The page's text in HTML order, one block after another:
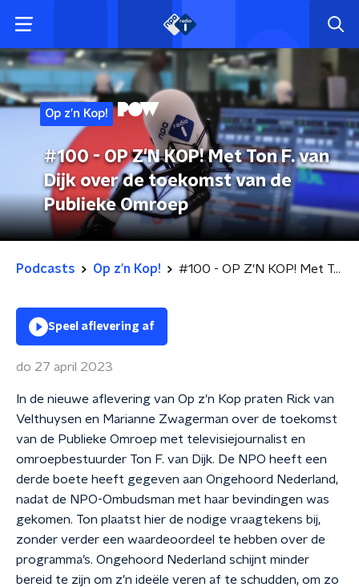
Op z’n Kop!
#100 - OP Z'N KOP! Met Ton F. van
Dijk over de toekomst van de
Publieke Omroep
Podcasts Op z’n Kop! #100 - OP Z'N KOP! Met Ton F. van Dijk over de toekomst van de Publieke Omroep
Speel aflevering af
do 27 april 2023
In de nieuwe aflevering van Op z'n Kop praten Rick van
Velthuysen en Marianne Zwagerman over de toekomst
van de Publieke Omroep met televisiejournalist en
omroepbestuurder Ton F. van Dijk. De NPO heeft een
derde boete heeft gegeven aan Ongehoord Nederland,
nadat de NPO-Ombudsman met haar bevindingen was
gekomen. Ton plaatst hier de nodige vraagtekens bij,
zonder verder een waardeoordeel te hebben over de
programma’s. Ongehoord Nederland schijnt minder
bereid te zijn om z’n ideële veren af te schudden, om zo